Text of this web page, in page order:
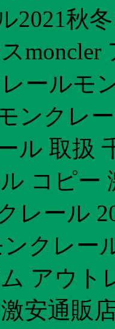
2021秋
ールモ
ンクレ
ル 取扱
コピー
レール
クレー
アウト
安通販